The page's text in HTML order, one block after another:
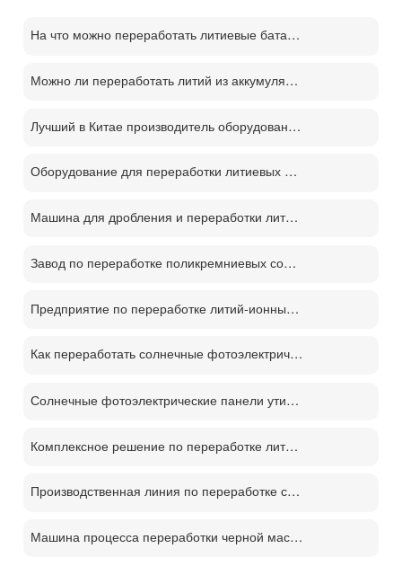
На что можно переработать литиевые батареи?
Можно ли переработать литий из аккумуляторов?
Лучший в Китае производитель оборудования для переработки литий-ионных аккумуляторов
Оборудование для переработки литиевых батарей демонтаж отслуживших свой срок батарей процесс переработки м
Машина для дробления и переработки литиевых батарей
Завод по переработке поликремниевых солнечных панелей PV
Предприятие по переработке литий-ионных аккумуляторов
Как переработать солнечные фотоэлектрические панели？
Солнечные фотоэлектрические панели утилизации машина цена
Комплексное решение по переработке литиевых батарей
Производственная линия по переработке солнечных панелей PV
Машина процесса переработки черной массы батареи